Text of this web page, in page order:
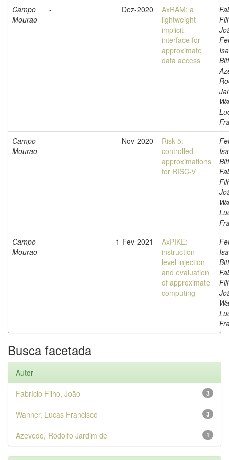
Campo
Mourao
- Dez-2020
AxRAM: a
lightweight
implicit
interface for
approximate
data access
Campo
Mourao
- Nov-2020
Risk-5:
controlled
approximations
for RISC-V
Campo
Mourao
- 1-Fev-2021
AxPIKE:
instruction-
level injection
and evaluation
of approximate
computing
Busca facetada
Autor
3
Fabrício Filho, João
3
Wanner, Lucas Francisco
1
Azevedo, Rodolfo Jardim de